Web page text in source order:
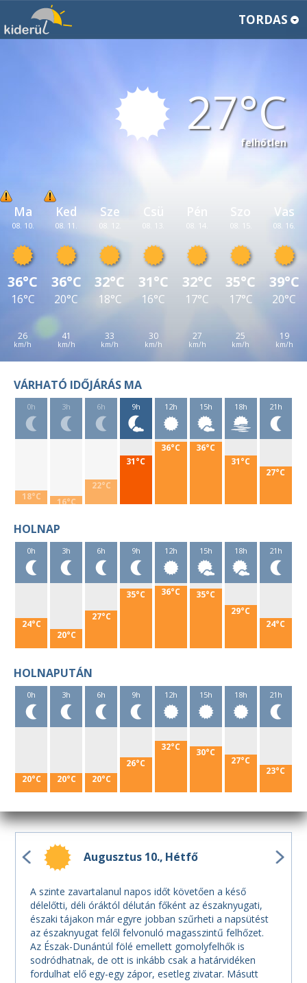
TORDAS
27
felhőtlen
Ma
08. 10.
36°C
16°C
26
Ked
08. 11.
36°C
20°C
41
Sze
08. 12.
32°C
18°C
33
08. 13.
31°C
16°C
30
08. 14.
32°C
17°C
27
08. 15.
35°C
17°C
25
Vas
08. 16.
39°C
20°C
19
VÁRHATÓ IDŐJÁRÁS MA
0h
18°C
3h
16°C
6h
22°C
9h
31°C
12h
36°C
15h
36°C
18h
31°C
21h
27°C
HOLNAP
0h
24°C
3h
20°C
6h
27°C
9h
35°C
12h
36°C
15h
35°C
18h
29°C
21h
24°C
HOLNAPUTÁN
0h
20°C
3h
20°C
6h
20°C
9h
26°C
12h
32°C
15h
30°C
18h
27°C
21h
23°C
Augusztus 10. Hétfő
A szinte zavartalanul napos időt követően a késő
délelőtti, déli óráktól délután főként az északnyugati,
északi tájakon már egyre jobban szűrheti a napsütést
az északnyugat felől felvonuló magasszintű felhőzet.
Az Észak-Dunántúl fölé emellett gomolyfelhők is
sodródhatnak, de ott is inkább csak a határvidéken
fordulhat elő egy-egy zápor, esetleg zivatar. Másutt